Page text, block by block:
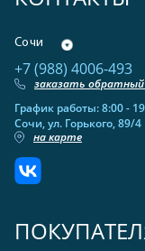
Сочи
+7 (988) 4006-493
заказать обратный
График работы: 8:00 -
Сочи, ул. Горького, 89/4
на карте